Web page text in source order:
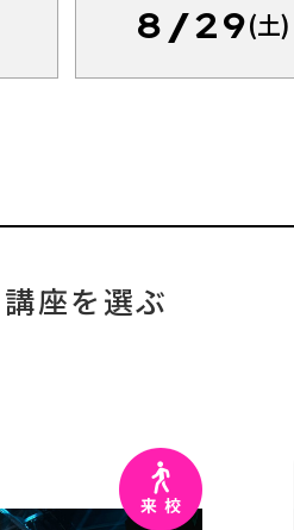
8/29(土)
講座を選ぶ